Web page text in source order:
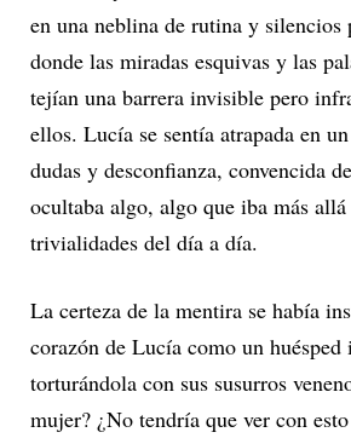
en una neblina de rutina y silencios
donde las miradas esquivas y las
tejían una barrera invisible pero
ellos. Lucía se sentía atrapada en
dudas y desconfianza, convencida
ocultaba algo, algo que iba más allá
trivialidades del día a día.
La certeza de la mentira se había
corazón de Lucía como un huésped
torturándola con sus susurros
mujer? ¿No tendría que ver con